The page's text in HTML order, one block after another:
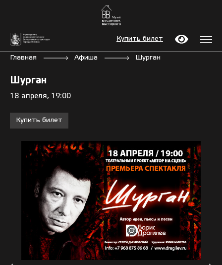
Купить билет
Главная Афиша Шурган
Шурган
18 апреля, 19:00
Купить билет